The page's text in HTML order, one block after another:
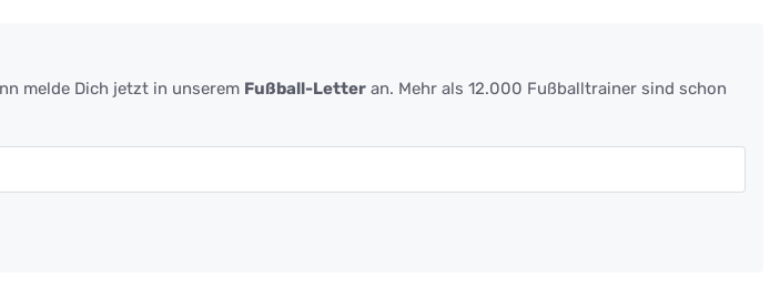
melde Dich jetzt in unserem Fußball-Letter an. Mehr als 12.000 Fußballtrainer sind schon